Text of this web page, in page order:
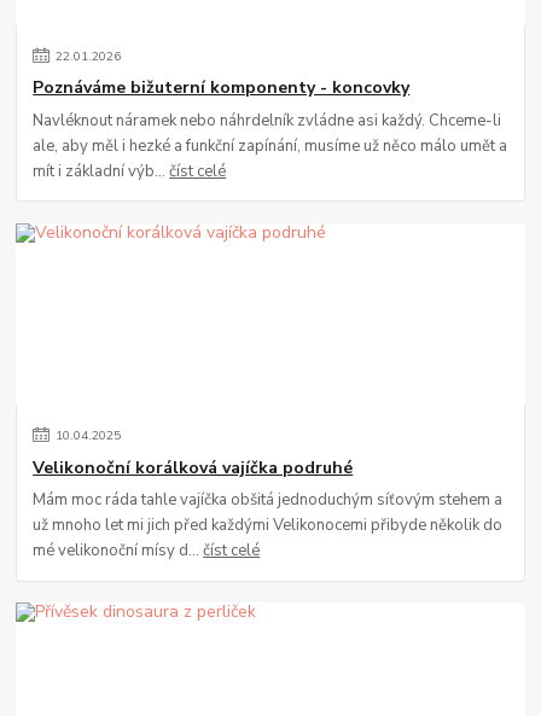
22.01.2026
Poznáváme bižuterní komponenty - koncovky
Navléknout náramek nebo náhrdelník zvládne asi každý. Chceme-li
ale, aby měl i hezké a funkční zapínání, musíme už něco málo umět a
mít i základní výb...číst celé
10.04.2025
Velikonoční korálková vajíčka podruhé
Mám moc ráda tahle vajíčka obšitá jednoduchým síťovým stehem a
už mnoho let mi jich před každými Velikonocemi přibyde několik do
mé velikonoční mísy d...číst celé